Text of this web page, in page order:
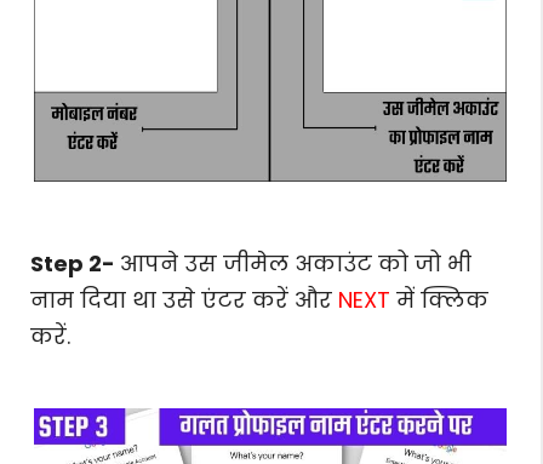
Step 2- आपने उस जीमेल अकाउंट को जो भी
नाम दिया था उसे एंटर करें और NEXT में क्लिक
करें.